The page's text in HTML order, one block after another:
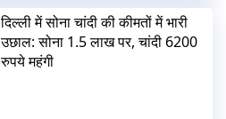
दिल्ली में सोना चांदी की कीमतों में भारी
उछाल: सोना 1.5 लाख पर, चांदी 6200
रुपये महंगी